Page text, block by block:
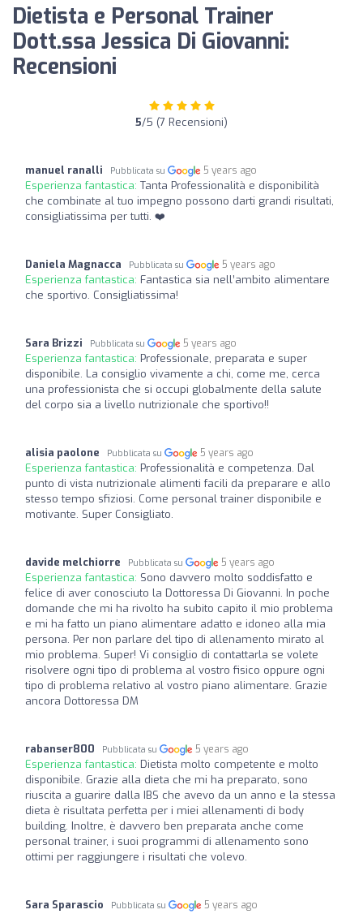
Dietista e Personal Trainer
Dott.ssa Jessica Di Giovanni:
Recensioni
5/5 (7 Recensioni)
manuel ranalli Pubblicata su 5 years ago
Esperienza fantastica: Tanta Professionalità e disponibilità
che combinate al tuo impegno possono darti grandi risultati,
consigliatissima per tutti. ❤️
Daniela Magnacca Pubblicata su 5 years ago
Esperienza fantastica: Fantastica sia nell’ambito alimentare
che sportivo. Consigliatissima!
Sara Brizzi Pubblicata su 5 years ago
Esperienza fantastica: Professionale, preparata e super
disponibile. La consiglio vivamente a chi, come me, cerca
una professionista che si occupi globalmente della salute
del corpo sia a livello nutrizionale che sportivo!!
alisia paolone Pubblicata su 5 years ago
Esperienza fantastica: Professionalità e competenza. Dal
punto di vista nutrizionale alimenti facili da preparare e allo
stesso tempo sfiziosi. Come personal trainer disponibile e
motivante. Super Consigliato.
davide melchiorre Pubblicata su 5 years ago
Esperienza fantastica: Sono davvero molto soddisfatto e
felice di aver conosciuto la Dottoressa Di Giovanni. In poche
domande che mi ha rivolto ha subito capito il mio problema
e mi ha fatto un piano alimentare adatto e idoneo alla mia
persona. Per non parlare del tipo di allenamento mirato al
mio problema. Super! Vi consiglio di contattarla se volete
risolvere ogni tipo di problema al vostro fisico oppure ogni
tipo di problema relativo al vostro piano alimentare. Grazie
ancora Dottoressa DM
rabanser800 Pubblicata su 5 years ago
Esperienza fantastica: Dietista molto competente e molto
disponibile. Grazie alla dieta che mi ha preparato, sono
riuscita a guarire dalla IBS che avevo da un anno e la stessa
dieta è risultata perfetta per i miei allenamenti di body
building. Inoltre, è davvero ben preparata anche come
personal trainer, i suoi programmi di allenamento sono
ottimi per raggiungere i risultati che volevo.
Sara Sparascio Pubblicata su 5 years ago